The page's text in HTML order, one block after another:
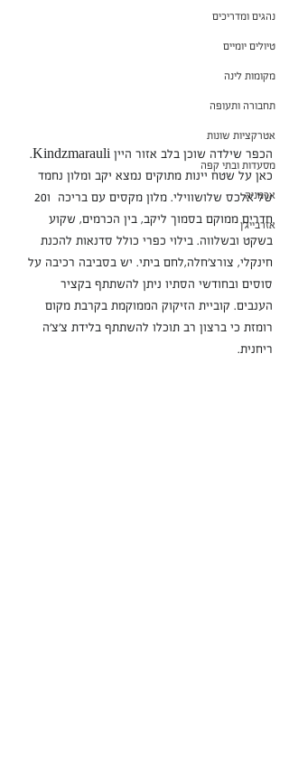
נהגים ומדריכים
טיולים יומיים
מקומות לינה
תחבורה ותעופה
אטרקציות שונות
מסעדות ובתי קפה
ארמניה
אזרבייג'ן
הכפר שילדה שוכן בלב אזור היין Kindzmarauli.
כאן על שטח יינות מתוקים נמצא יקב ומלון נחמד
חדרים ממוקם בסמוך ליקב, בין הכרמים, שקוע
בשקט ובשלווה. בילוי כפרי כולל סדנאות להכנת
חינקלי, צורצ'חלה,לחם ביתי. יש בסביבה רכיבה על
סוסים ובחודשי הסתיו ניתן להשתתף בקציר
הענבים. קוביית הזיקוק הממוקמת בקרבת מקום
רומזת כי ברצון רב תוכלו להשתתף בלידת צ'צ'ה
ריחנית.